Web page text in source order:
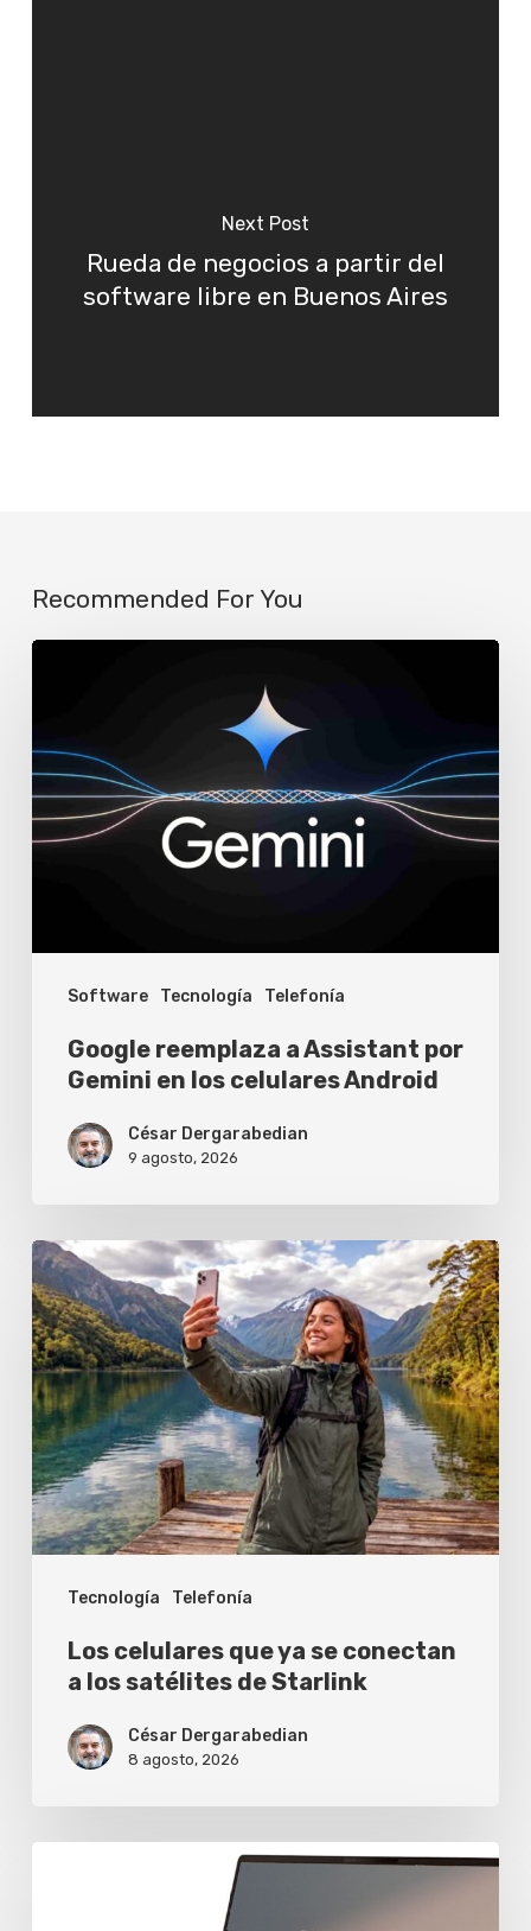
Next Post
Rueda de negocios a partir del
software libre en Buenos Aires
Recommended For You
Software Tecnología Telefonía
Assistant
Gemini
celulares
Android
Google reemplaza a Assistant por
Gemini en los celulares Android
César Dergarabedian
9 agosto, 2026
Tecnología Telefonía
Los
celulares
que
ya
se
conectan
a
los
satélites
StarlinkLos celulares que ya se conectan
a los satélites de Starlink
César Dergarabedian
8 agosto, 2026